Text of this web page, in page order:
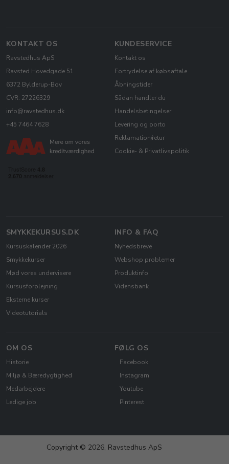
KONTAKT OS
Ravstedhus ApS
Ravsted Hovedgade 51
6372 Bylderup-Bov
CVR: 27226329
info@ravstedhus.dk
+45 7464 7628
KUNDESERVICE
Kontakt os
Fortrydelse af købsaftale
Åbningstider
Sådan handler du
Handelsbetingelser
Levering og porto
Reklamation/retur
Cookie- & Privatlivspolitik
SMYKKEKURSUS.DK
Kursuskalender 2026
Smykkekurser
Mød vores undervisere
Kursusforplejning
Eksterne kurser
Videotutorials
INFO & FAQ
Nyhedsbreve
Webshop problemer
Produktinfo
Vidensbank
OM OS
Historie
Miljø & Bæredygtighed
Medarbejdere
Ledige job
FØLG OS
Facebook
Instagram
Youtube
Pinterest
Copyright © 2026, Ravstedhus ApS